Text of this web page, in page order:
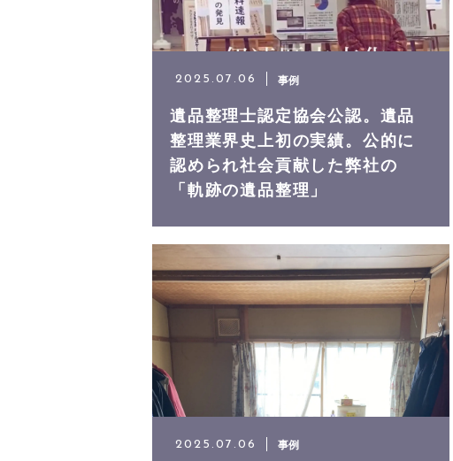
2025.07.06 事例
遺品整理士認定協会公認。遺品
整理業界史上初の実績。公的に
認められ社会貢献した弊社の
「軌跡の遺品整理」
2025.07.06 事例